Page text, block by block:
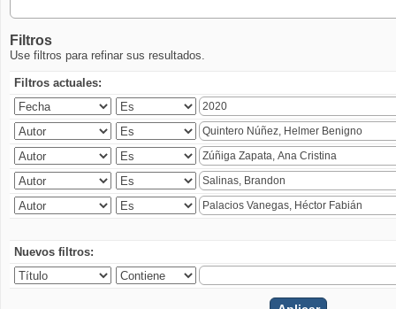
Filtros
Use filtros para refinar sus resultados.
Filtros actuales:
Nuevos filtros: